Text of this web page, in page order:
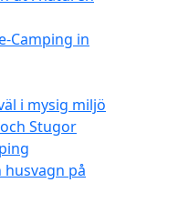
Camping in
i mysig miljö
Stugor
på